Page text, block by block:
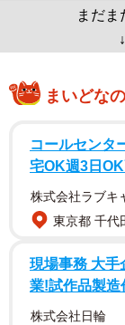
まだま
まいどな
コールセンタ
宅OK週3日
株式会社ラブキ
東京都 千代
現場事務 大手
業!試作品製
株式会社日輪